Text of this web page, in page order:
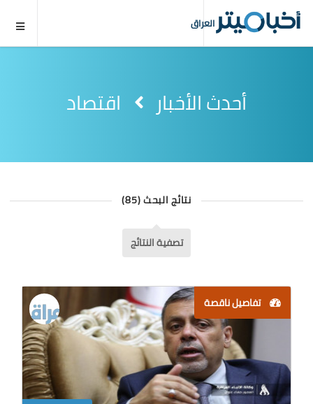
العراق
أحدث الأخبار اقتصاد
نتائج البحث (85)
تصفية النتائج
تفاصيل ناقصة